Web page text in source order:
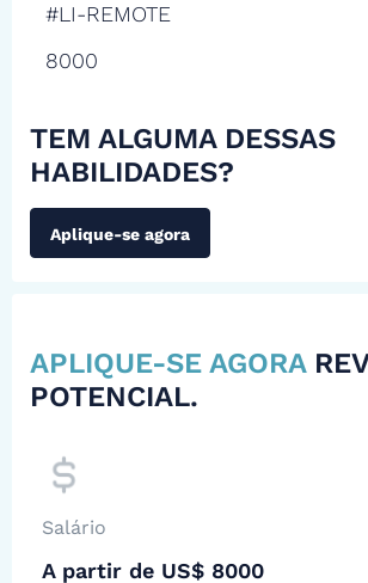
#LI-REMOTE
8000
TEM ALGUMA DESSAS
HABILIDADES?
Aplique-se agora
APLIQUE-SE AGORA
POTENCIAL.
Salário
A partir de US$ 8000